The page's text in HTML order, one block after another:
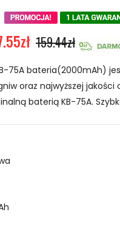
159.44zł
75A bateria(2000mAh)
oraz najwyższej jakości
baterią KB-75A.